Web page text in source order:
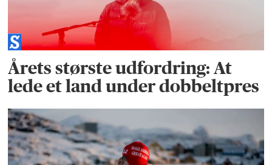
Årets største udfordring: At
lede et land under dobbeltpres